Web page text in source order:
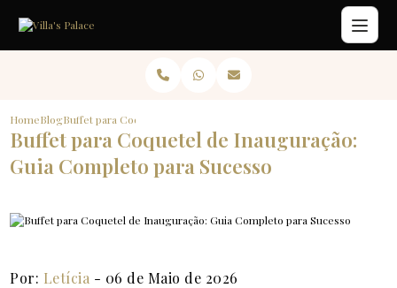
HomeBlogBuffet para Coquetel de Inauguração: Guia Completo para Sucesso
Buffet para Coquetel de Inauguração:
Guia Completo para Sucesso
Por: Letícia - 06 de Maio de 2026